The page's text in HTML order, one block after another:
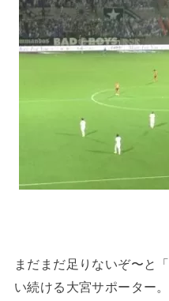
まだまだ足りないぞ〜と「
い続ける大宮サポーター。